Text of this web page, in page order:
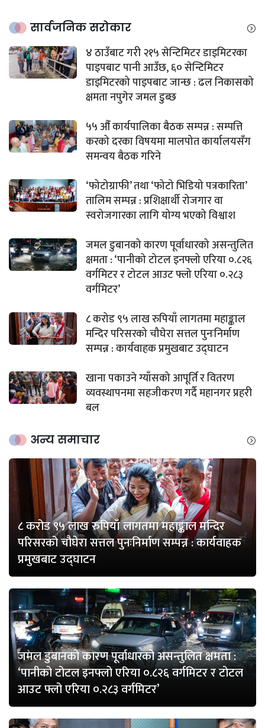
सार्वजनिक सरोकार
४ ठाउँबाट गरी २१५ सेन्टिमिटर डाइमिटरका
पाइपबाट पानी आउँछ, ६० सेन्टिमिटर
डाइमिटरको पाइपबाट जान्छ : ढल निकासको
क्षमता नपुगेर जमल डुब्छ
५५ औँ कार्यपालिका बैठक सम्पन्न : सम्पत्ति
करको दरका विषयमा मालपोत कार्यालयसँग
समन्वय बैठक गरिने
‘फोटोग्राफी’ तथा ‘फोटो भिडियो पत्रकारिता’
तालिम सम्पन्न : प्रशिक्षार्थी रोजगार वा
स्वरोजगारका लागि योग्य भएको विश्वाश
जमल डुबानको कारण पूर्वाधारको असन्तुलित
क्षमता : ‘पानीको टोटल इनफ्लो एरिया ०.८२६
वर्गमिटर र टोटल आउट फ्लो एरिया ०.२८३
वर्गमिटर’
८ करोड ९५ लाख रुपियाँ लागतमा महाङ्काल
मन्दिर परिसरको चौघेरा सत्तल पुनःनिर्माण
सम्पन्न : कार्यवाहक प्रमुखबाट उद्घाटन
खाना पकाउने ग्याँसको आपूर्ति र वितरण
व्यवस्थापनमा सहजीकरण गर्दै महानगर प्रहरी
बल
अन्य समाचार
८ करोड ९५ लाख रुपियाँ लागतमा महाङ्काल मन्दिर
परिसरको चौघेरा सत्तल पुनःनिर्माण सम्पन्न : कार्यवाहक
प्रमुखबाट उद्घाटन
जमल डुबानको कारण पूर्वाधारको असन्तुलित क्षमता :
‘पानीको टोटल इनफ्लो एरिया ०.८२६ वर्गमिटर र टोटल
आउट फ्लो एरिया ०.२८३ वर्गमिटर’